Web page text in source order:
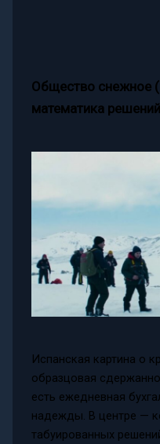
Общество снежное
математика решений
Испанская картина о
образцовая
есть ежедневная
надежды. В центре —
табуированных